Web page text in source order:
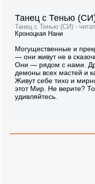
Танец с Тенью
Танец с Тенью (СИ) -
Кроноцкая Нани
Могущественные и
— они живут не в
Они — рядом с нами.
демоны всех мастей и
Живут себе тихо и
этот Мир. Не верите?
удивляйтесь.